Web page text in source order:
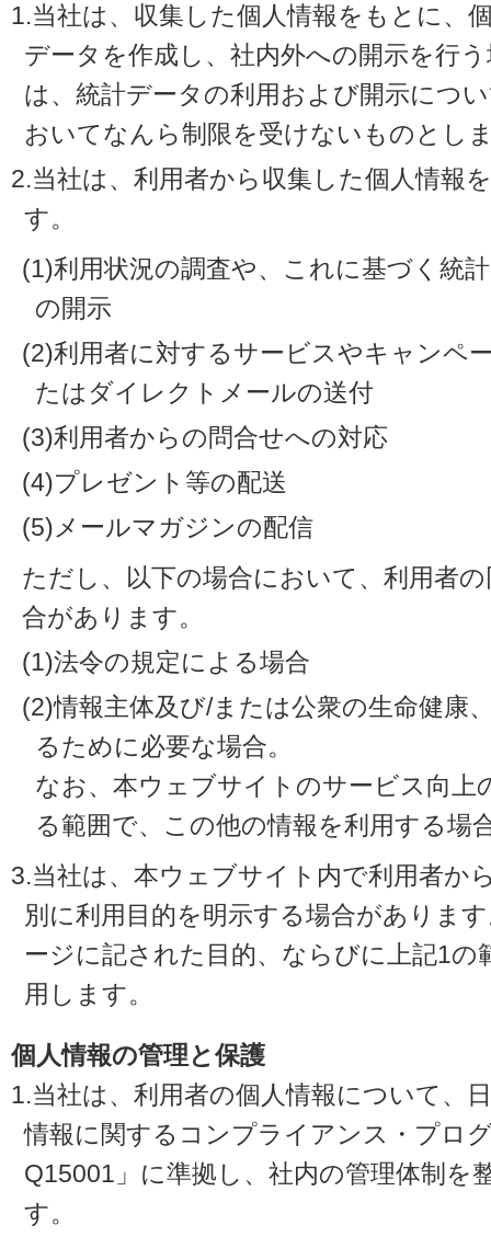
1.当社は、収集した個人情報をもとに、
データを作成し、社内外への開示を行
は、統計データの利用および開示につ
おいてなんら制限を受けないものとし
2.当社は、利用者から収集した個人情報
す。
(1)利用状況の調査や、これに基づく統
の開示
(2)利用者に対するサービスやキャンペ
たはダイレクトメールの送付
(3)利用者からの問合せへの対応
(4)プレゼント等の配送
(5)メールマガジンの配信
ただし、以下の場合において、利用者
合があります。
(1)法令の規定による場合
(2)情報主体及び/または公衆の生命健康
るために必要な場合。
なお、本ウェブサイトのサービス向上
る範囲で、この他の情報を利用する場
3.当社は、本ウェブサイト内で利用者か
別に利用目的を明示する場合がありま
ージに記された目的、ならびに上記1の
用します。
個人情報の管理と保護
1.当社は、利用者の個人情報について、
情報に関するコンプライアンス・プロ
Q15001」に準拠し、社内の管理体制を
す。